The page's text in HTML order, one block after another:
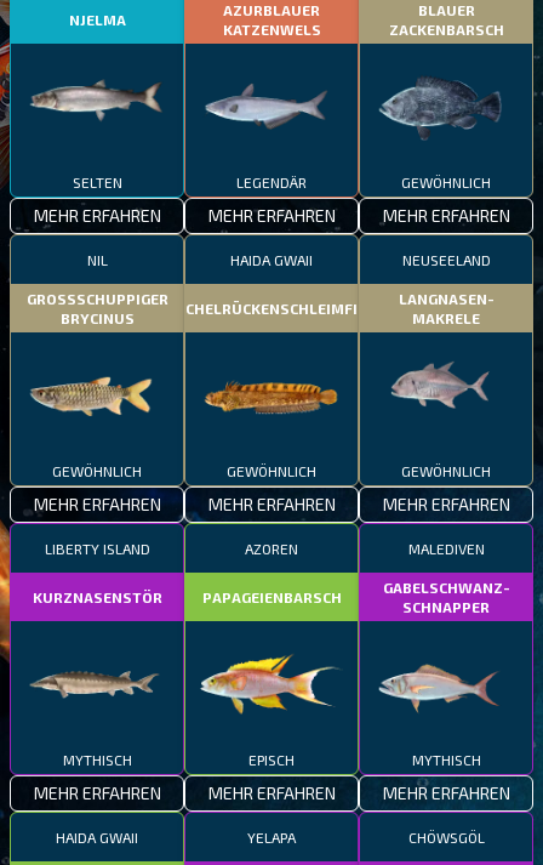
NJELMA
SELTEN
MEHR ERFAHREN
AZURBLAUER
KATZENWELS
LEGENDÄR
MEHR ERFAHREN
BLAUER
ZACKENBARSCH
GEWÖHNLICH
MEHR ERFAHREN
NIL
GROSSSCHUPPIGER
BRYCINUS
GEWÖHNLICH
MEHR ERFAHREN
HAIDA GWAII
STACHELRÜCKENSCHLEIMFISCH
GEWÖHNLICH
MEHR ERFAHREN
NEUSEELAND
LANGNASEN-
MAKRELE
GEWÖHNLICH
MEHR ERFAHREN
LIBERTY ISLAND
KURZNASENSTÖR
MYTHISCH
MEHR ERFAHREN
AZOREN
PAPAGEIENBARSCH
EPISCH
MEHR ERFAHREN
MALEDIVEN
GABELSCHWANZ-
SCHNAPPER
MYTHISCH
MEHR ERFAHREN
HAIDA GWAII YELAPA CHÖWSGÖL